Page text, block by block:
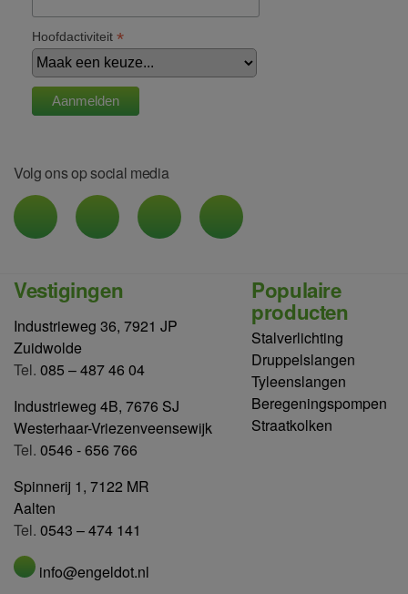
Hoofdactiviteit *
Volg ons op social media
Vestigingen
Industrieweg 36, 7921 JP
Zuidwolde
Tel. 085 – 487 46 04
Industrieweg 4B, 7676 SJ
Westerhaar-Vriezenveensewijk
Tel. 0546 - 656 766
Spinnerij 1, 7122 MR
Aalten
Tel. 0543 – 474 141
info@engeldot.nl
Populaire
producten
Stalverlichting
Druppelslangen
Tyleenslangen
Beregeningspompen
Straatkolken